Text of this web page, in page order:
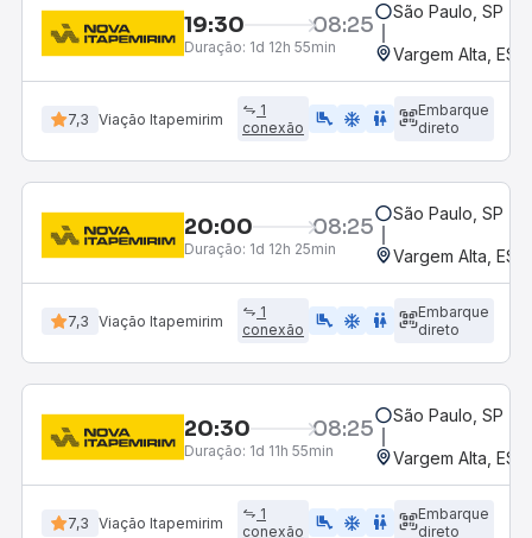
19:30 08:25
Duração: 1d 12h 55min
São Paulo, SP -
Vargem Alta, ES
7,3 Viação Itapemirim
1
conexão
airline_seat_legroom_extra ac_unit WC
Embarque
direto
20:00 08:25
Duração: 1d 12h 25min
São Paulo, SP -
Vargem Alta, ES
7,3 Viação Itapemirim
1
conexão
airline_seat_legroom_extra ac_unit WC
Embarque
direto
20:30 08:25
Duração: 1d 11h 55min
São Paulo, SP -
Vargem Alta, ES
7,3 Viação Itapemirim
1
conexão
airline_seat_legroom_extra ac_unit WC
Embarque
direto